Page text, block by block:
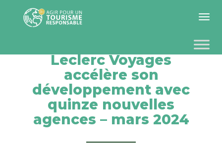
Toggle
Leclerc Voyages
accélère son
développement avec
quinze nouvelles
agences – mars 2024